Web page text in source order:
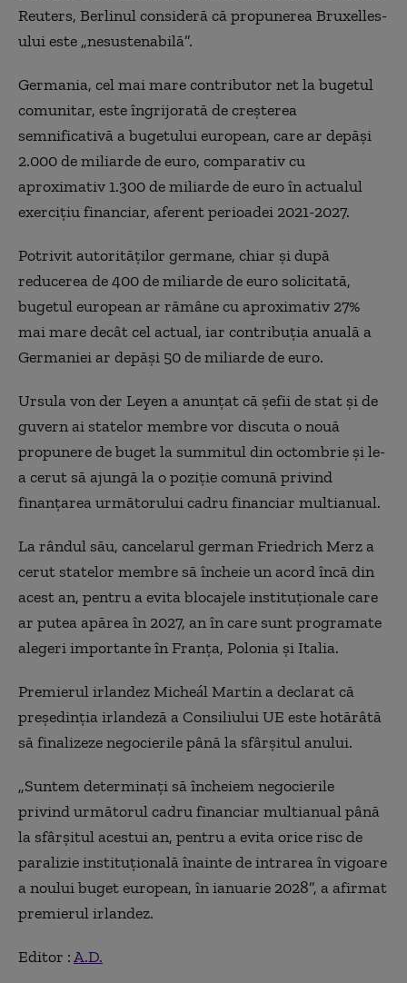
Reuters, Berlinul consideră că propunerea Bruxelles-
ului este „nesustenabilă”.
Germania, cel mai mare contributor net la bugetul
comunitar, este îngrijorată de creșterea
semnificativă a bugetului european, care ar depăși
2.000 de miliarde de euro, comparativ cu
aproximativ 1.300 de miliarde de euro în actualul
exercițiu financiar, aferent perioadei 2021-2027.
Potrivit autorităților germane, chiar și după
reducerea de 400 de miliarde de euro solicitată,
bugetul european ar rămâne cu aproximativ 27%
mai mare decât cel actual, iar contribuția anuală a
Germaniei ar depăși 50 de miliarde de euro.
Ursula von der Leyen a anunțat că șefii de stat și de
guvern ai statelor membre vor discuta o nouă
propunere de buget la summitul din octombrie și le-
a cerut să ajungă la o poziție comună privind
finanțarea următorului cadru financiar multianual.
La rândul său, cancelarul german Friedrich Merz a
cerut statelor membre să încheie un acord încă din
acest an, pentru a evita blocajele instituționale care
ar putea apărea în 2027, an în care sunt programate
alegeri importante în Franța, Polonia și Italia.
Premierul irlandez Micheál Martin a declarat că
președinția irlandeză a Consiliului UE este hotărâtă
să finalizeze negocierile până la sfârșitul anului.
„Suntem determinați să încheiem negocierile
privind următorul cadru financiar multianual până
la sfârșitul acestui an, pentru a evita orice risc de
paralizie instituțională înainte de intrarea în vigoare
a noului buget european, în ianuarie 2028”, a afirmat
premierul irlandez.
Editor :A.D.